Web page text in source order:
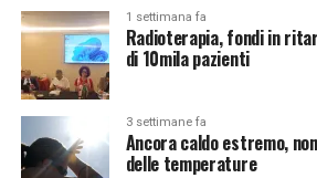
1 settimana fa
Radioterapia, fondi in
di 10mila pazienti
3 settimane fa
Ancora caldo estremo,
delle temperature